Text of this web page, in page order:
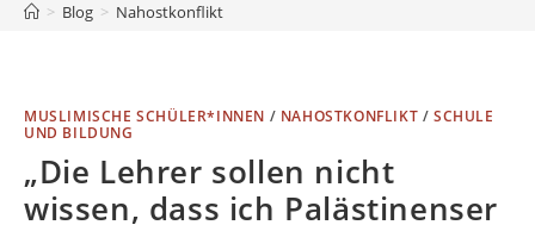
> Blog > Nahostkonflikt
MUSLIMISCHE SCHÜLER*INNEN / NAHOSTKONFLIKT /SCHULE
UND BILDUNG
„Die Lehrer sollen nicht
wissen, dass ich Palästinenser